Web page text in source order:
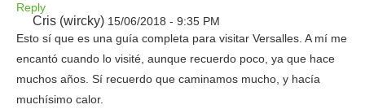
Reply
Cris (wircky) 15/06/2018 - 9:35 PM
Esto sí que es una guía completa para visitar Versalles. A mí me
encantó cuando lo visité, aunque recuerdo poco, ya que hace
muchos años. Sí recuerdo que caminamos mucho, y hacía
muchísimo calor.